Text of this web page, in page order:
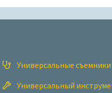
Универсальные съемники
Универсальный